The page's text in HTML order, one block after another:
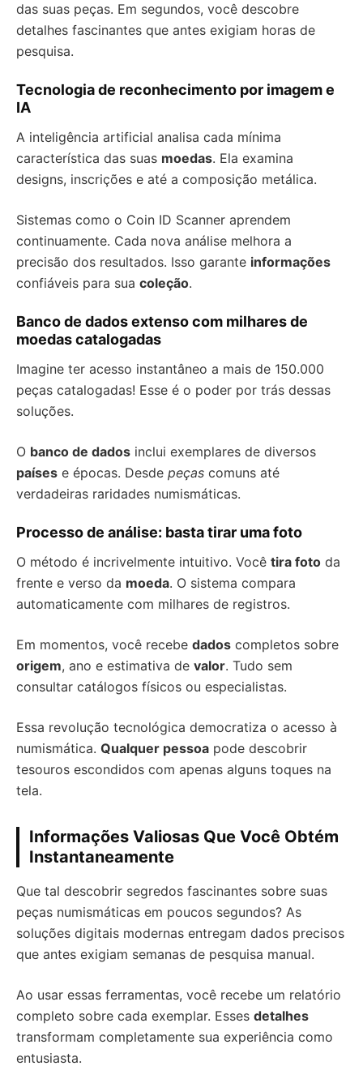
das suas peças. Em segundos, você descobre
detalhes fascinantes que antes exigiam horas de
pesquisa.
Tecnologia de reconhecimento por imagem e
IA
A inteligência artificial analisa cada mínima
característica das suas moedas. Ela examina
designs, inscrições e até a composição metálica.
Sistemas como o Coin ID Scanner aprendem
continuamente. Cada nova análise melhora a
precisão dos resultados. Isso garante informações
confiáveis para sua coleção.
Banco de dados extenso com milhares de
moedas catalogadas
Imagine ter acesso instantâneo a mais de 150.000
peças catalogadas! Esse é o poder por trás dessas
soluções.
O banco de dados inclui exemplares de diversos
países e épocas. Desde peças comuns até
verdadeiras raridades numismáticas.
Processo de análise: basta tirar uma foto
O método é incrivelmente intuitivo. Você tira foto da
frente e verso da moeda. O sistema compara
automaticamente com milhares de registros.
Em momentos, você recebe dados completos sobre
origem, ano e estimativa de valor. Tudo sem
consultar catálogos físicos ou especialistas.
Essa revolução tecnológica democratiza o acesso à
numismática. Qualquer pessoa pode descobrir
tesouros escondidos com apenas alguns toques na
tela.
Informações Valiosas Que Você Obtém
Instantaneamente
Que tal descobrir segredos fascinantes sobre suas
peças numismáticas em poucos segundos? As
soluções digitais modernas entregam dados precisos
que antes exigiam semanas de pesquisa manual.
Ao usar essas ferramentas, você recebe um relatório
completo sobre cada exemplar. Esses detalhes
transformam completamente sua experiência como
entusiasta.